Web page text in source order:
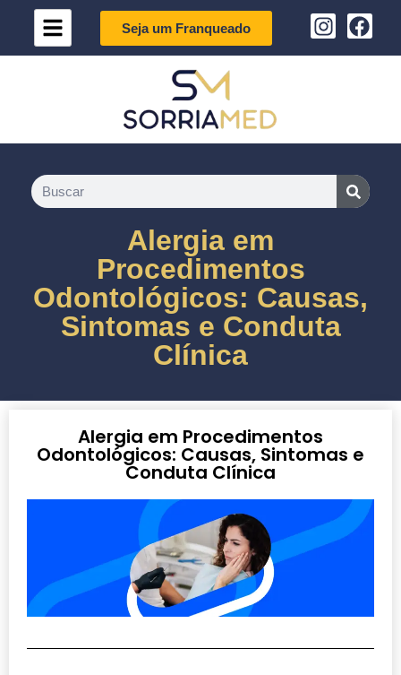
Seja um Franqueado
Alergia em
Procedimentos
Odontológicos: Causas,
Sintomas e Conduta
Clínica
Alergia em Procedimentos
Odontológicos: Causas, Sintomas e
Conduta Clínica